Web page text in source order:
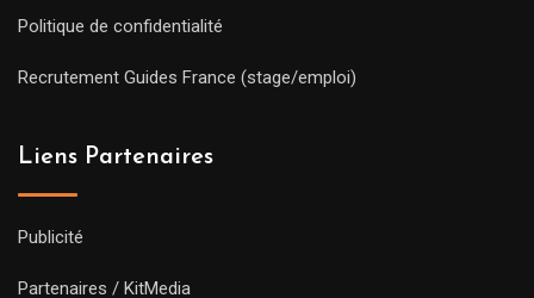
Politique de confidentialité
Recrutement Guides France (stage/emploi)
Liens Partenaires
Publicité
Partenaires / KitMedia